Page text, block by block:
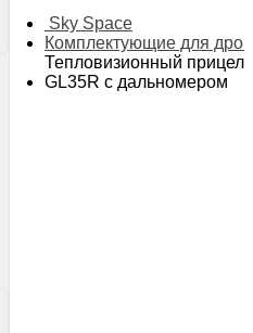
4 Pro
для дронов
дронов
Sky Space
Комплектующие для
Тепловизионный прицел
GL35R с дальномером